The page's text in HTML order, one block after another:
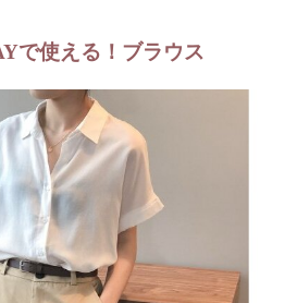
で使える！ブラウス